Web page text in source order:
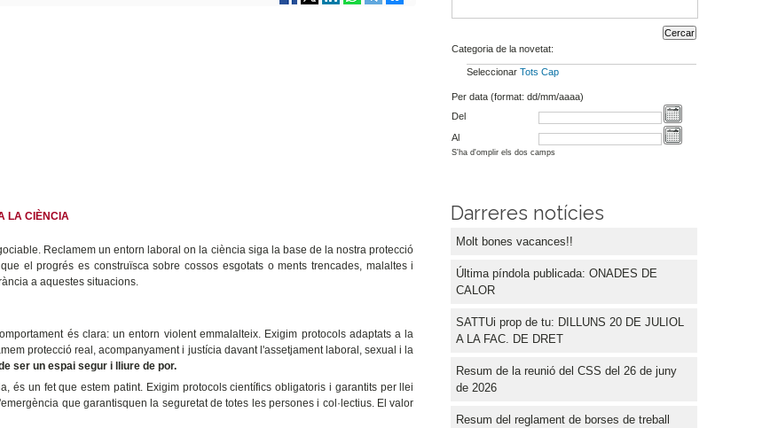
LA CIÈNCIA
Reclamem un entorn laboral on la ciència siga la base de la nostra protecció
el progrés es construïsca sobre cossos esgotats o ments trencades, malaltes i
a aquestes situacions.
és clara: un entorn violent emmalalteix. Exigim protocols adaptats a la
protecció real, acompanyament i justícia davant l'assetjament laboral, sexual i la
ser un espai segur i lliure de por.
és un fet que estem patint. Exigim protocols científics obligatoris i garantits per llei
que garantisquen la seguretat de totes les persones i col·lectius. El valor
Categoria de la novetat:
Seleccionar Tots Cap
Per data (format: dd/mm/aaaa)
Del
Al
S'ha d'omplir els dos camps
Darreres notícies
Molt bones vacances!!
Última píndola publicada: ONADES DE
CALOR
SATTUi prop de tu: DILLUNS 20 DE JULIOL
A LA FAC. DE DRET
Resum de la reunió del CSS del 26 de juny
de 2026
Resum del reglament de borses de treball